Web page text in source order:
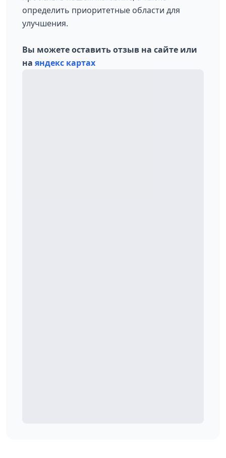
определить приоритетные области для
улучшения.
Вы можете оставить отзыв на сайте или
на яндекс картах